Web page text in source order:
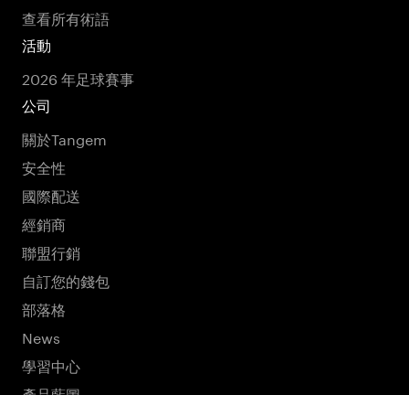
查看所有術語
活動
2026 年足球賽事
公司
關於Tangem
安全性
國際配送
經銷商
聯盟行銷
自訂您的錢包
部落格
News
學習中心